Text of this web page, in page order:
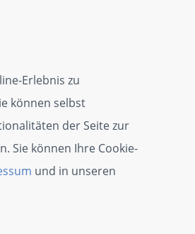
Erlebnis zu
können selbst
der Seite zur
Sie können Ihre Cookie-
und in unseren